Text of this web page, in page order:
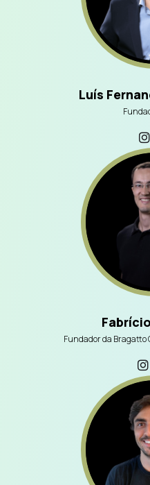
Luís
Fundador da